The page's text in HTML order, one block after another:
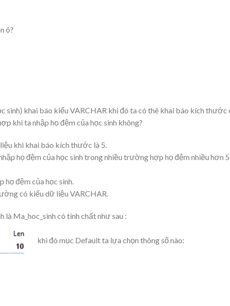
ô?
sinh) khai báo kiểu VARCHAR khi đó ta có thê khai báo kích thước
khi ta nhập họ đệm của học sinh không?
khi khai báo kích thước là 5.
họ đệm của học sinh trong nhiều trường hợp họ đệm nhiều hơn
họ đệm của học sinh.
có kiểu dữ liệu VARCHAR.
là Ma_hoc_sinh có tính chất như sau :
khi đó mục Default ta lựa chọn thông số nào: